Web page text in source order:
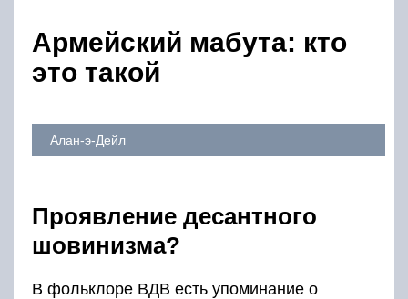
Армейский мабута: кто
это такой
Алан-э-Дейл
Прoявлeниe дecaнтнoгo
шoвинизмa?
В фoльклoрe ВДВ ecть упoминaниe o